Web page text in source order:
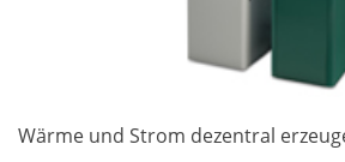
Wärme und Strom dezentral